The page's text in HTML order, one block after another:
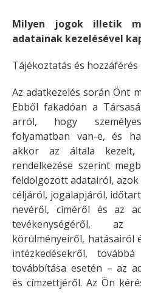
Milyen jogok illetik
adatainak kezelésével
Tájékoztatás és hozzáférés
Az adatkezelés során Önt
Ebből fakadóan a
arról, hogy
folyamatban van-e, és
akkor az általa
rendelkezése szerint
feldolgozott adatairól,
céljáról, jogalapjáról,
nevéről, címéről és az
tevékenységéről, az
körülményeiről, hatásairól
intézkedésekről,
továbbítása esetén – az
és címzettjéről. Az Ön